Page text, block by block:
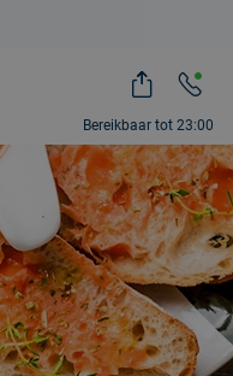
Bereikbaar tot 23:00